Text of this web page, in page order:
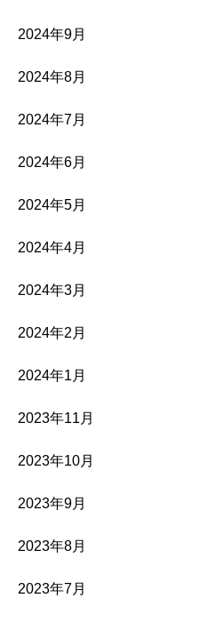
2024年9月
2024年8月
2024年7月
2024年6月
2024年5月
2024年4月
2024年3月
2024年2月
2024年1月
2023年11月
2023年10月
2023年9月
2023年8月
2023年7月